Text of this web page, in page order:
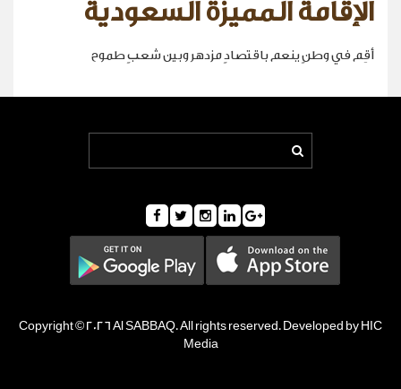
الإقامة المميزة السعودية
أقِم في وطنٍ ينعم باقتصادٍ مزدهر وبين شعبٍ طموح
Copyright © 2026 Al SABBAQ. All rights reserved. Developed by HIC
Media